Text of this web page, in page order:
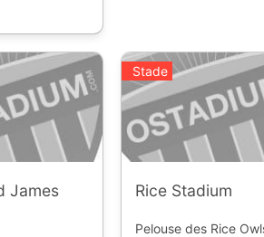
James
Stade
Rice Stadium
Pelouse des Rice